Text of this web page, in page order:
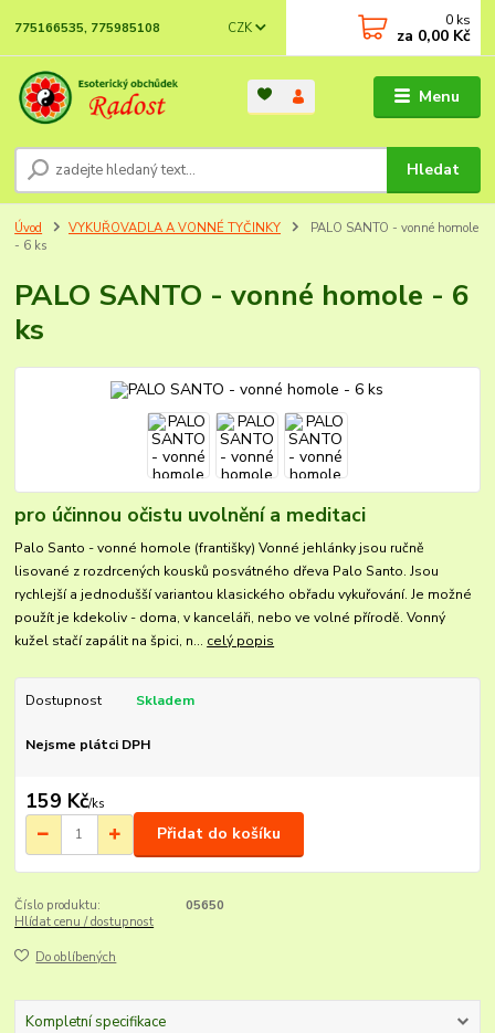
Menu
CZK
Hledat
775166535, 775985108 0 ks
za 0,00 Kč
Úvod VYKUŘOVADLA A VONNÉ TYČINKY
PALO SANTO - vonné homole
- 6 ks
PALO SANTO - vonné homole - 6
ks
pro účinnou očistu uvolnění a meditaci
Palo Santo - vonné homole (františky) Vonné jehlánky jsou ručně
lisované z rozdrcených kousků posvátného dřeva Palo Santo. Jsou
rychlejší a jednodušší variantou klasického obřadu vykuřování. Je možné
použít je kdekoliv - doma, v kanceláři, nebo ve volné přírodě. Vonný
kužel stačí zapálit na špici, n... celý popis
Dostupnost Skladem
Nejsme plátci DPH
159 Kč/ks
Přidat do košíku
Číslo produktu:
05650
Hlídat cenu / dostupnost
Do oblíbených
Kompletní specifikace